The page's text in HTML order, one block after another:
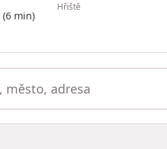
(6 min)
Hřiště